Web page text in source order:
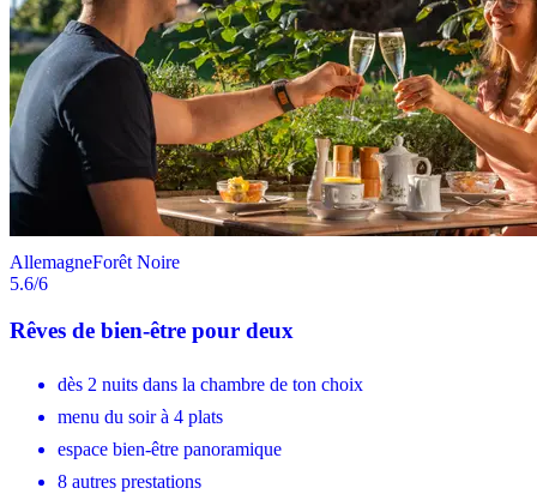
AllemagneForêt Noire
5.6/6
Rêves de bien-être pour deux
dès 2 nuits dans la chambre de ton choix
menu du soir à 4 plats
espace bien-être panoramique
8 autres prestations